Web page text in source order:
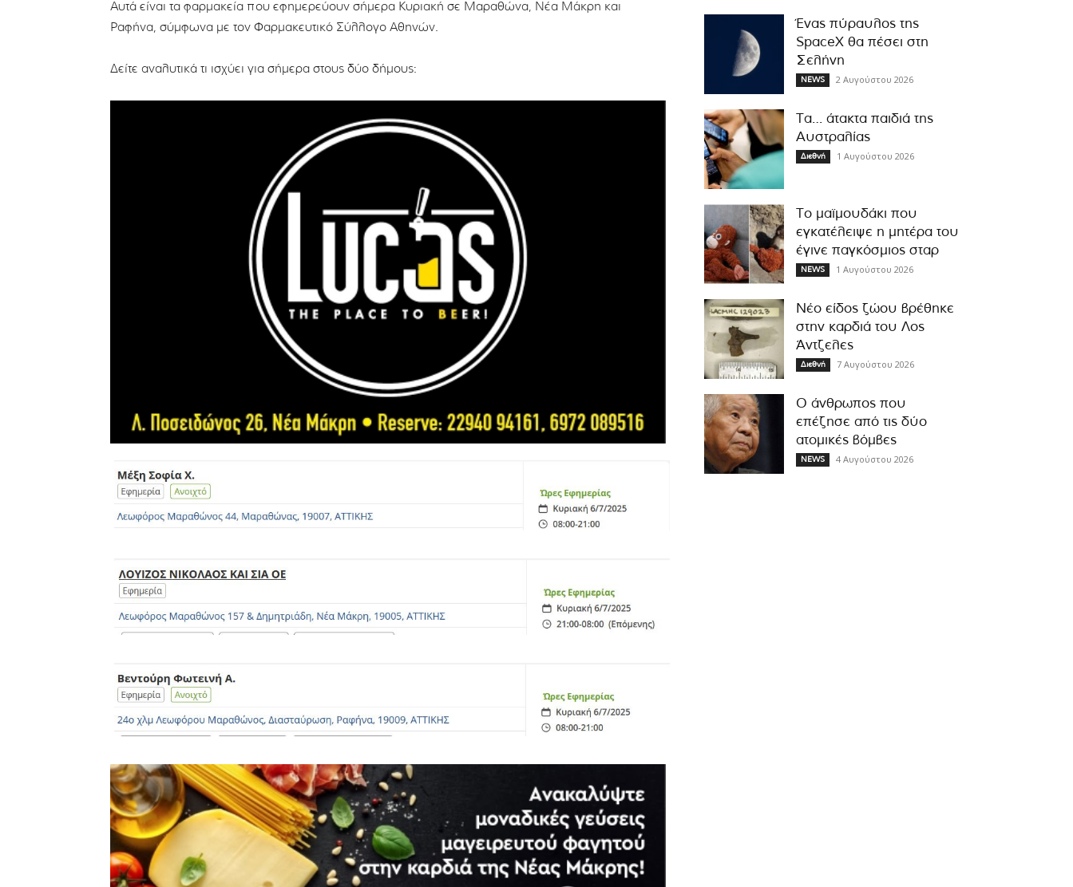
Αυτά είναι τα φαρμακεία που εφημερεύουν σήμερα Κυριακή σε Μαραθώνα, Νέα Μάκρη και
Ραφήνα, σύμφωνα με τον Φαρμακευτικό Σύλλογο Αθηνών.
Δείτε αναλυτικά τι ισχύει για σήμερα στους δύο δήμους:
Ένας πύραυλος της
SpaceX θα πέσει στη
Σελήνη
NEWS 2 Αυγούστου 2026
Τα… άτακτα παιδιά της
Αυστραλίας
Διεθνή 1 Αυγούστου 2026
Το μαϊμουδάκι που
εγκατέλειψε η μητέρα του
έγινε παγκόσμιος σταρ
NEWS 1 Αυγούστου 2026
Νέο είδος ζώου βρέθηκε
στην καρδιά του Λος
Άντζελες
Διεθνή 7 Αυγούστου 2026
Ο άνθρωπος που
επέζησε από τις δύο
ατομικές βόμβες
NEWS 4 Αυγούστου 2026